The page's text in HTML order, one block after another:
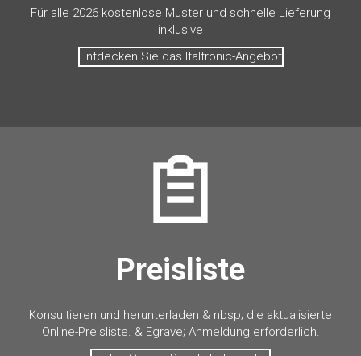
Für alle 2026 kostenlose Muster und schnelle Lieferung
inklusive
Entdecken Sie das Italtronic-Angebot
Preisliste
Konsultieren und herunterladen & nbsp; die aktualisierte
Online-Preisliste. & Egrave; Anmeldung erforderlich.